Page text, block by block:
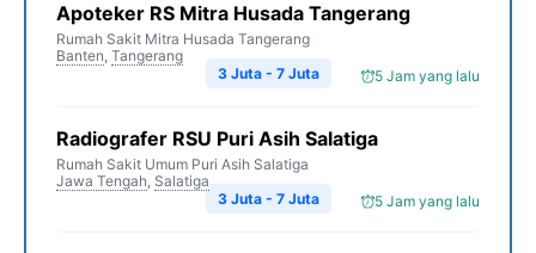
Apoteker RS Mitra Husada Tangerang
Rumah Sakit Mitra Husada Tangerang
Banten, Tangerang
5 Jam yang lalu
3 Juta - 7 Juta
Radiografer RSU Puri Asih Salatiga
Rumah Sakit Umum Puri Asih Salatiga
Jawa Tengah, Salatiga
5 Jam yang lalu
3 Juta - 7 Juta